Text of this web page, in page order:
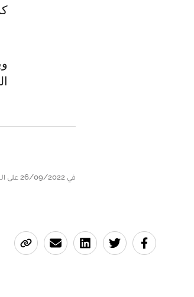
في 26/09/2022 على الساعة 12:00, تحديث بتاريخ 26/09/2022 على الساعة 12:06